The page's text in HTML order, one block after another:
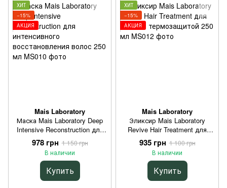
ХИТ
−15%
АКЦИЯ
Mais Laboratory
Маска Mais Laboratory Deep
Intensive Reconstruction для
интенсивного
восстановления волос 250
мл
978 грн 1 150 грн
В наличии
Купить
ХИТ
−15%
АКЦИЯ
Mais Laboratory
Эликсир Mais Laboratory
Revive Hair Treatment для
волос с термозащитой 250
мл
935 грн 1 100 грн
В наличии
Купить